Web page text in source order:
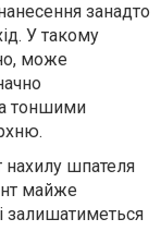
занадто
У такому
може
тоншими
шпателя
майже
залишатиметься